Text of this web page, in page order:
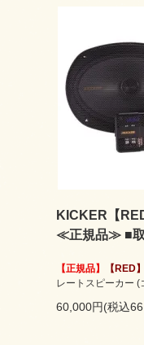
KICKER【
≪正規品≫ ■
【正規品】
【RED
レートスピーカー
60,000円(税込